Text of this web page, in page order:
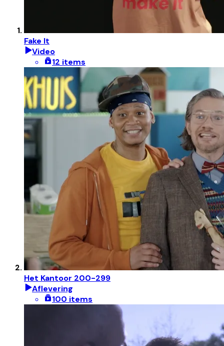
Fake It
Video
12 items
Het Kantoor 200-299
Aflevering
100 items